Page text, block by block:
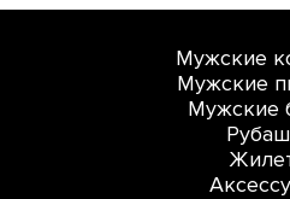
Мужские
Мужские
Мужские